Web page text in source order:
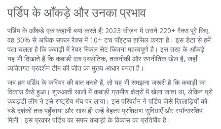
पर्डिप के आँकड़े और उनका प्रभाव
पर्डिप के आँकड़े एक कहानी बयां करते हैं: 2023 सीज़न में उसने 220+ रैक्स पूरे किए,
वह 30% से अधिक सफल रैक्स में 10+ टच पॉइंट्स हासिल करता है। इस डेटा से हमें
पता चलता है कि कबाड़ी में रेयर स्किल सेट कितना महत्वपूर्ण है। इस तरह के आँकड़े
यह भी दिखाते हैं कि कबाड़ी एक एथलेटिक, तकनीकी और रणनीतिक खेल है, जहाँ
व्यक्तिगत प्रदर्शन टीम की जीत का मुख्य आधार बनता है।
जब हम पर्डिप के करियर की बात करते हैं, तो यह भी समझना जरूरी है कि कबाड़ी का
विकास कैसे हुआ। शुरुआती सालों में कबाड़ी ग्रामीण क्षेत्रों में खेला जाता था, लेकिन प्रो
कबड्डी लीग ने इसे राष्ट्रीय मंच पर लाया। इस परिवर्तन ने पर्डिप जैसे खिलाड़ियों को
बड़े दर्शकों तक पहुँचाया और साथ ही उन्हें बेहतर प्रशिक्षण सुविधाएँ और स्पॉन्सरशिप
मिली। इस प्रकार पर्डिप का सफर कबाड़ी के विकास का प्रतिबिंब है।